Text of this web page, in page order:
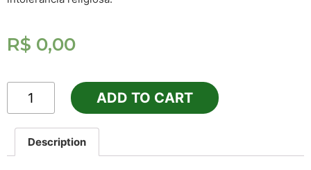
R$ 0,00
ADD TO CART
Description